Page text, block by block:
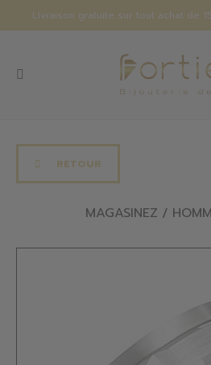
Livraison gratuite sur tout achat de
RETOUR
MAGASINEZ